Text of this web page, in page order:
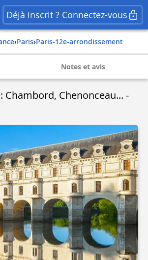
Déjà inscrit ? Connectez-vous
› paris› paris-12e-arrondissement
Notes et avis
Chambord, Chenonceau... -